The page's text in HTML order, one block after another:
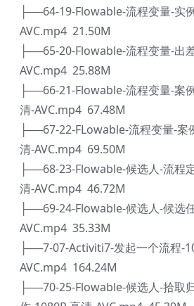
├──64-19-Flowable-流程变量-实
AVC.mp4 21.50M
├──65-20-Flowable-流程变量-出
AVC.mp4 25.88M
├──66-21-Flowable-流程变量-案
清-AVC.mp4 67.48M
├──67-22-FLowable-流程变量-案
清-AVC.mp4 69.50M
├──68-23-Flowable-候选人-流程
清-AVC.mp4 46.72M
├──69-24-Flowable-候选人-候选
AVC.mp4 35.33M
├──7-07-Activiti7-发起一个流程-
AVC.mp4 164.24M
├──70-25-Flowable-候选人-拾取